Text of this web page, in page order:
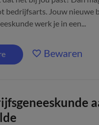
bedrijfsarts. Jouw nieuwe
werk je in een...
Bewaren